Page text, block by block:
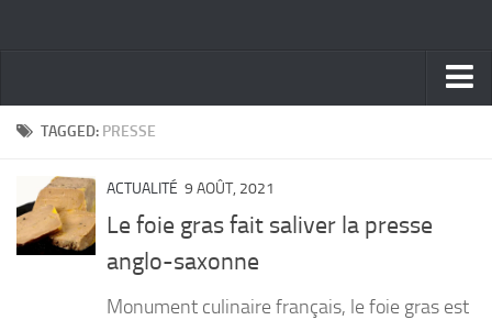
ACTUALITÉ
PORTRAITS
LIVRES
TAGGED: PRESSE
ACTUALITÉ 9 AOÛT, 2021
Le foie gras fait saliver la presse
anglo-saxonne
Monument culinaire français, le foie gras est